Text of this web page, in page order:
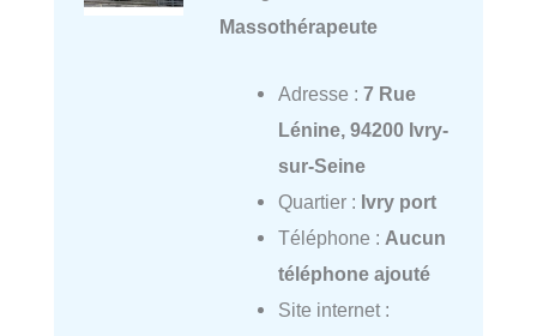
Massothérapeute
Adresse : 7 Rue
Lénine, 94200 Ivry-
sur-Seine
Quartier : Ivry port
Téléphone : Aucun
téléphone ajouté
Site internet :